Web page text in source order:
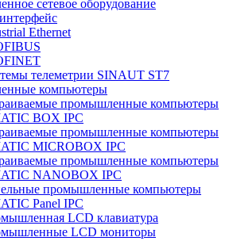
сетевое оборудование
Ethernet
телеметрии SINAUT ST7
компьютеры
промышленные компьютеры
BOX IPC
промышленные компьютеры
MICROBOX IPC
промышленные компьютеры
NANOBOX IPC
промышленные компьютеры
Panel IPC
LCD клавиатура
LCD мониторы